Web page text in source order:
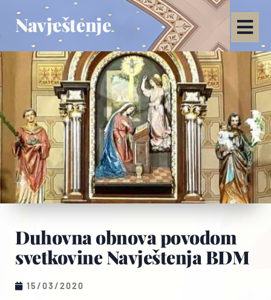
Navještenje
Duhovna obnova povodom
svetkovine Navještenja BDM
15/03/2020